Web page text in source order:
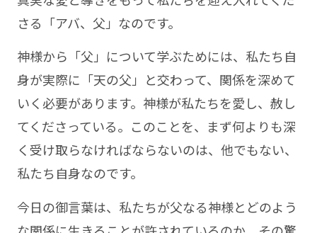
さる「アバ、父」なのです。
神様から「父」について学ぶためには、私たち自
身が実際に「天の父」と交わって、関係を深めて
いく必要があります。神様が私たちを愛し、赦し
てくださっている。このことを、まず何よりも深
く受け取らなければならないのは、他でもない、
私たち自身なのです。
今日の御言葉は、私たちが父なる神様とどのよう